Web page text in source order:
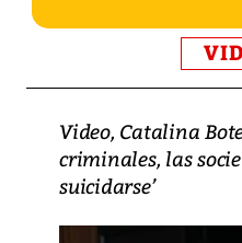
Video, Catalina
criminales, las
suicidarse’